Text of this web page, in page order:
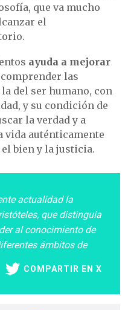
que va mucho
el
ayuda a mejorar
las
del ser humano, con
y su condición de
la verdad y a
vida auténticamente
bien y la justicia.
actualidad la
que distinguía
al conocimiento de
ámbitos de
COMPARTIR EN X